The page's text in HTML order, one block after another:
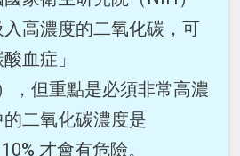
高濃度的二氧化碳，可
血症」
，但重點是必須非常高濃
二氧化碳濃度是
才會有危險。